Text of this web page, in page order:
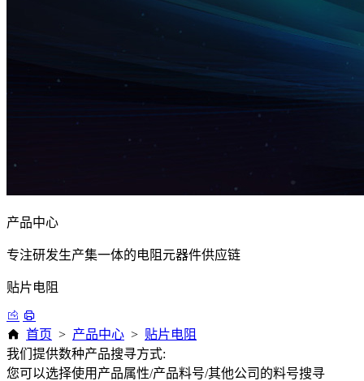
产品中心
专注研发生产集一体的电阻元器件供应链
贴片电阻
首页 > 产品中心 > 贴片电阻
我们提供数种产品搜寻方式:
您可以选择使用产品属性/产品料号/其他公司的料号搜寻